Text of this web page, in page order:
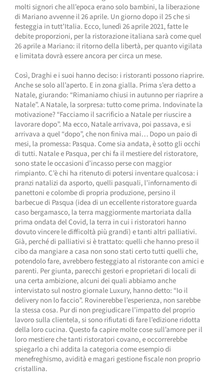
molti signori che all’epoca erano solo bambini, la liberazione
di Mariano avvenne il 26 aprile. Un giorno dopo il 25 che si
festeggia in tutt’Italia. Ecco, lunedì 26 aprile 2021, fatte le
debite proporzioni, per la ristorazione italiana sarà come quel
26 aprile a Mariano: il ritorno della libertà, per quanto vigilata
e limitata dovrà essere ancora per circa un mese.
Così, Draghi e i suoi hanno deciso: i ristoranti possono riaprire.
Anche se solo all’aperto. E in zona gialla. Prima s’era detto a
Natale, giurando: “Rimaniamo chiusi in autunno per riaprire a
Natale”. A Natale, la sorpresa: tutto come prima. Indovinate la
motivazione? “Facciamo il sacrificio a Natale per riuscire a
lavorare dopo”. Ma ecco, Natale arrivava, poi passava, e si
arrivava a quel “dopo”, che non finiva mai… Dopo un paio di
mesi, la promessa: Pasqua. Come sia andata, è sotto gli occhi
di tutti. Natale e Pasqua, per chi fa il mestiere del ristoratore,
sono state le occasioni d’incasso perse con maggior
rimpianto. C’è chi ha ritenuto di potersi inventare qualcosa: i
pranzi natalizi da asporto, quelli pasquali, l’infornamento di
panettoni e colombe di propria produzione, persino il
barbecue di Pasqua (idea di un eccellente ristoratore guarda
caso bergamasco, la terra maggiormente martoriata dalla
prima ondata del Covid, la terra in cui i ristoratori hanno
dovuto vincere le difficoltà più grandi) e tanti altri palliativi.
Già, perché di palliativi si è trattato: quelli che hanno preso il
cibo da mangiare a casa non sono stati certo tutti quelli che,
potendolo fare, avrebbero festeggiato al ristorante con amici e
parenti. Per giunta, parecchi gestori e proprietari di locali di
una certa ambizione, alcuni dei quali abbiamo anche
intervistato sul nostro giornale Luxury, hanno detto: “Io il
delivery non lo faccio”. Rovinerebbe l’esperienza, non sarebbe
la stessa cosa. Pur di non pregiudicare l’impatto del proprio
lavoro sulla clientela, si sono rifiutati di fare l’edizione ridotta
della loro cucina. Questo fa capire molte cose sull’amore per il
loro mestiere che tanti ristoratori covano, e occorrerebbe
spiegarlo a chi addita la categoria come esempio di
menefreghismo, avidità e magari gestione fiscale non proprio
cristallina.